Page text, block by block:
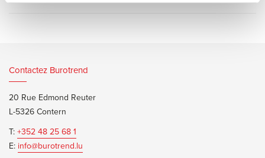
Contactez Burotrend
20 Rue Edmond Reuter
L-5326 Contern
T:+352 48 25 68 1
E: info@burotrend.lu